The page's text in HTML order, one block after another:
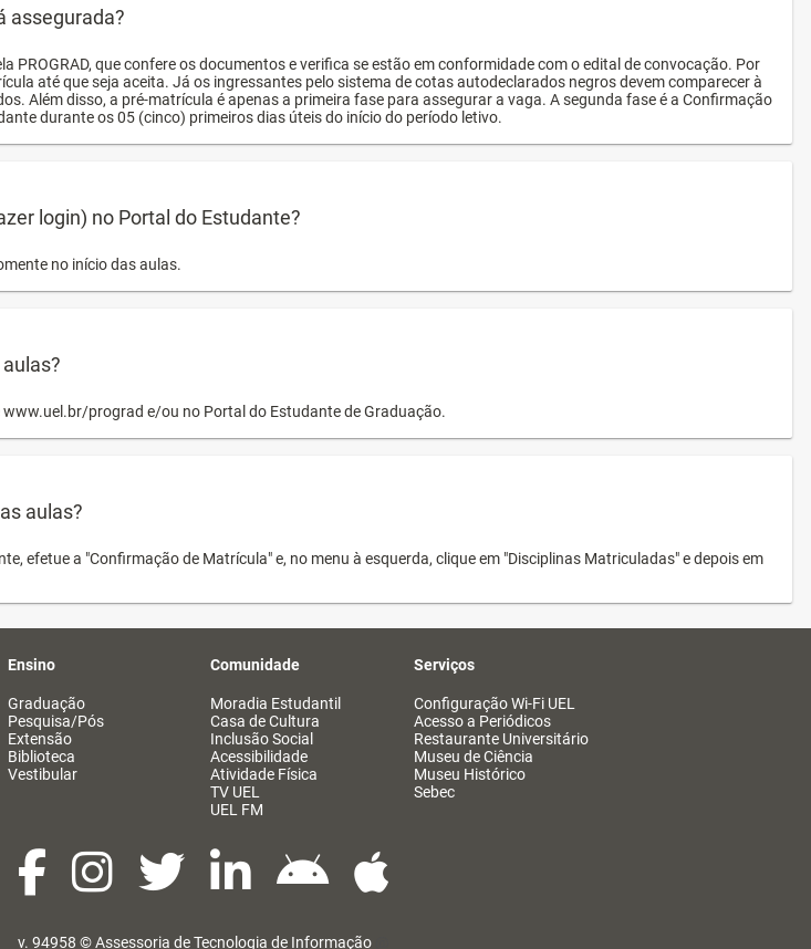
assegurada?
PROGRAD, que confere os documentos e verifica se estão em conformidade com o edital de convocação. Por
até que seja aceita. Já os ingressantes pelo sistema de cotas autodeclarados negros devem comparecer à
Além disso, a pré-matrícula é apenas a primeira fase para assegurar a vaga. A segunda fase é a Confirmação
durante os 05 (cinco) primeiros dias úteis do início do período letivo.
login) no Portal do Estudante?
no início das aulas.
prograd e/ou no Portal do Estudante de Graduação.
aulas?
efetue a "Confirmação de Matrícula" e, no menu à esquerda, clique em "Disciplinas Matriculadas" e depois em
Ensino
Graduação
Pesquisa/Pós
Extensão
Biblioteca
Vestibular
Comunidade
Moradia Estudantil
Casa de Cultura
Inclusão Social
Acessibilidade
Atividade Física
TV UEL
UEL FM
Serviços
Configuração Wi-Fi UEL
Acesso a Periódicos
Restaurante Universitário
Museu de Ciência
Museu Histórico
Sebec
v. 94958 ©Assessoria de Tecnologia de Informação